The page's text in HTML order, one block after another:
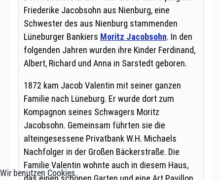
Wir benutzen Cookies